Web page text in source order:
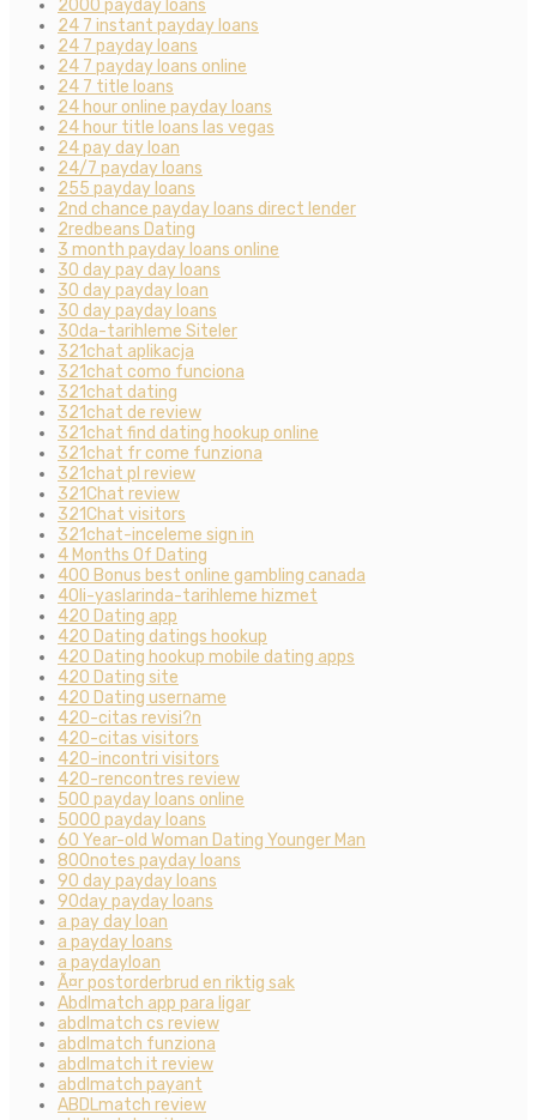
2000 payday loans
24 7 instant payday loans
24 7 payday loans
24 7 payday loans online
24 7 title loans
24 hour online payday loans
24 hour title loans las vegas
24 pay day loan
24/7 payday loans
255 payday loans
2nd chance payday loans direct lender
2redbeans Dating
3 month payday loans online
30 day pay day loans
30 day payday loan
30 day payday loans
30da-tarihleme Siteler
321chat aplikacja
321chat como funciona
321chat dating
321chat de review
321chat find dating hookup online
321chat fr come funziona
321chat pl review
321Chat review
321Chat visitors
321chat-inceleme sign in
4 Months Of Dating
400 Bonus best online gambling canada
40li-yaslarinda-tarihleme hizmet
420 Dating app
420 Dating datings hookup
420 Dating hookup mobile dating apps
420 Dating site
420 Dating username
420-citas revisi?n
420-citas visitors
420-incontri visitors
420-rencontres review
500 payday loans online
5000 payday loans
60 Year-old Woman Dating Younger Man
800notes payday loans
90 day payday loans
90day payday loans
a pay day loan
a payday loans
a paydayloan
Ã¤r postorderbrud en riktig sak
Abdlmatch app para ligar
abdlmatch cs review
abdlmatch funziona
abdlmatch it review
abdlmatch payant
ABDLmatch review